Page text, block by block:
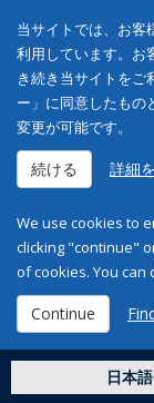
当サイトでは、お客
利用しています。お
き続き当サイトをご
ー」に同意したもの
変更が可能です。
続ける 詳細
We use cookies to
clicking "continue"
of cookies. You can
Continue
日本語